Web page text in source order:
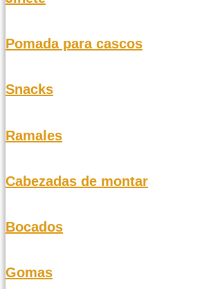
Pomada para cascos
Snacks
Ramales
Cabezadas de montar
Bocados
Gomas